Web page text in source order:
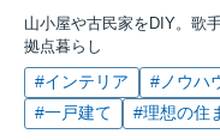
山小屋や古民家をDIY。歌
拠点暮らし
#インテリア #ノウハ
#一戸建て
#理想の住